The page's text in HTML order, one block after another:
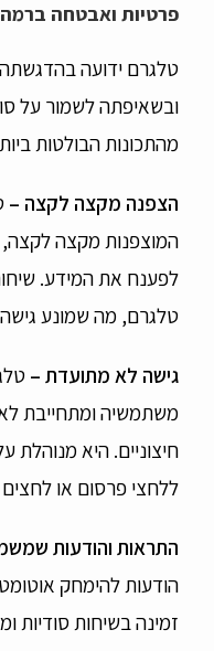
פרטיות ואבטחה
טלגרם ידועה
ובשאיפתה לשמור על
מהתכונות הבולטות
הצפנה מקצה לקצה –
המוצפנות מקצה לקצה,
לפענח את המידע.
טלגרם, מה שמונע
גישה לא מתועדת –
משתמשיה ומתחייבת
חיצוניים. היא מנוהלת
ללחצי פרסום או
התראות והודעות
הודעות להימחק
זמינה בשיחות סודיות